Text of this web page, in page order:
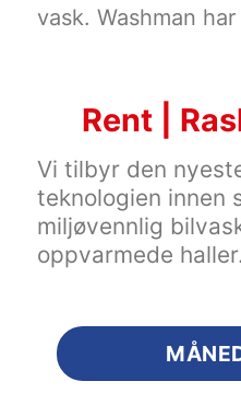
vask. Washman
Rent |
Vi tilbyr den
teknologien innen
miljøvennlig
oppvarmede haller.